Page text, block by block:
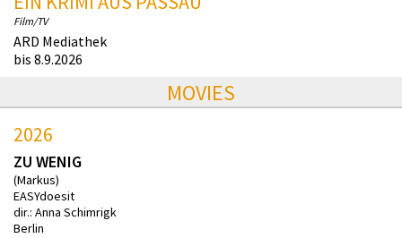
Film/TV
ARD Mediathek
bis 8.9.2026
MOVIES
2026
ZU WENIG
(Markus)
EASYdoesit
dir.: Anna Schimrigk
Berlin